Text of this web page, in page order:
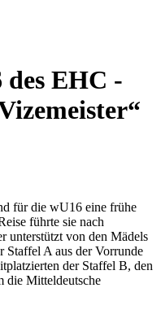
des EHC -
für die wU16 eine frühe
führte sie nach
unterstützt von den Mädels
Staffel A aus der Vorrunde
der Staffel B, den
die Mitteldeutsche